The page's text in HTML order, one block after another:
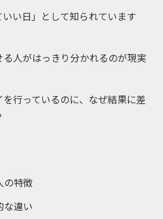
いい日」として知られています
人がはっきり分かれるのが現実
行っているのに、なぜ結果に差
の特徴
な違い